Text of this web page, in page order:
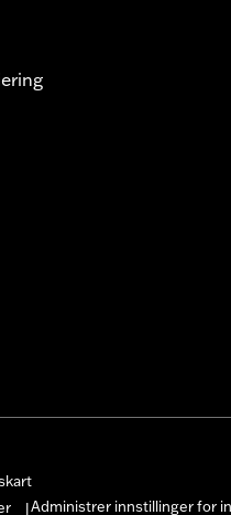
Administrer innstillinger for